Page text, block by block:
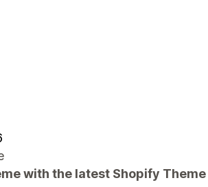
with the latest Shopify